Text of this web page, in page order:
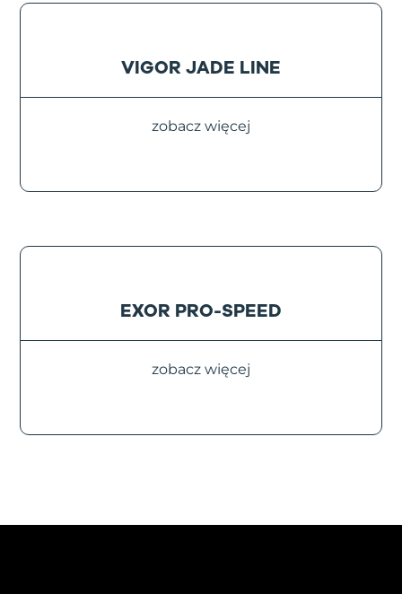
VIGOR JADE LINE
zobacz więcej
EXOR PRO-SPEED
zobacz więcej